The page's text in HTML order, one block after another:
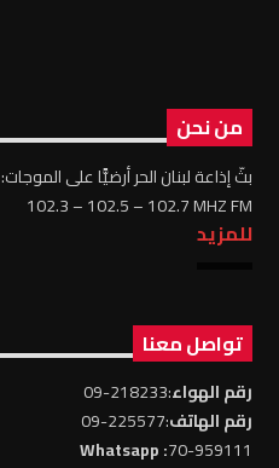
من نحن
بثّ إذاعة لبنان الحر أرضيًّا على الموجات:
102.3 – 102.5 – 102.7 MHZ FM
للمزيد
تواصل معنا
رقم الهواء:218233-09
رقم الهاتف:225577-09
70-959111
: Whatsapp